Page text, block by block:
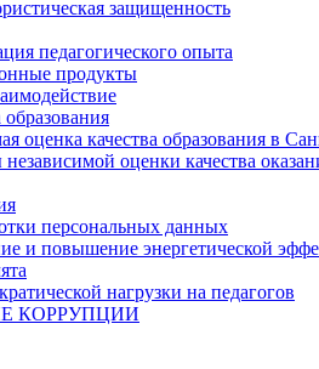
защищенность
педагогического опыта
продукты
оценка качества образования в
независимой оценки качества
персональных данных
и повышение энергетической
нагрузки на педагогов
КОРРУПЦИИ